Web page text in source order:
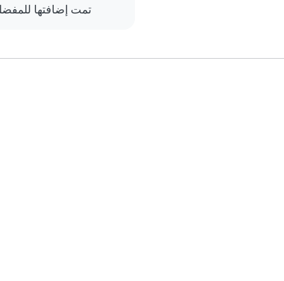
تمت إضافتها